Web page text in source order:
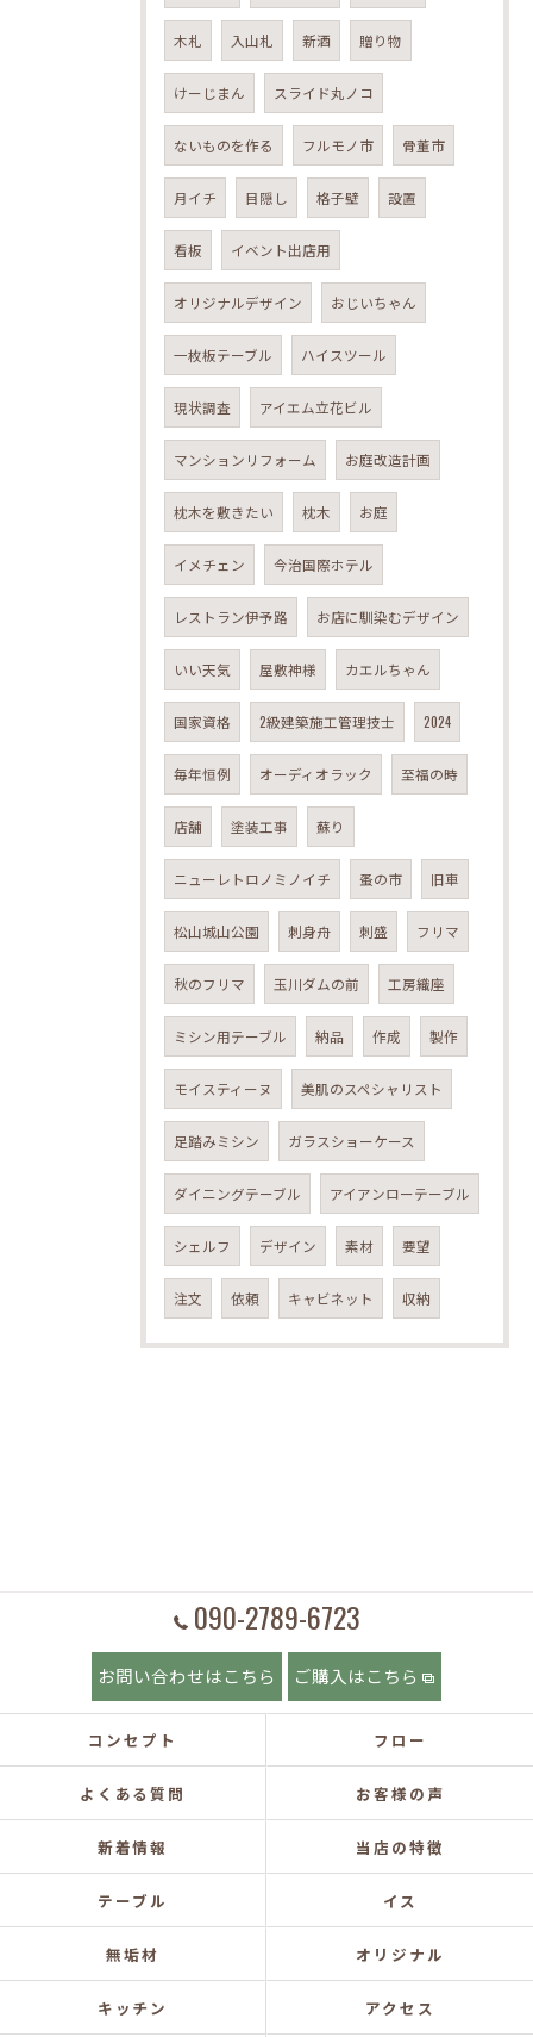
木札 入山札 新酒 贈り物
けーじまん スライド丸ノコ
ないものを作る フルモノ市 骨董市
月イチ 目隠し 格子壁 設置
看板 イベント出店用
オリジナルデザイン おじいちゃん
一枚板テーブル ハイスツール
現状調査 アイエム立花ビル
マンションリフォーム お庭改造計画
枕木を敷きたい 枕木 お庭
イメチェン 今治国際ホテル
レストラン伊予路 お店に馴染むデザイン
いい天気 屋敷神様 カエルちゃん
国家資格 2級建築施工管理技士 2024
毎年恒例 オーディオラック 至福の時
店舗 塗装工事 蘇り
ニューレトロノミノイチ 蚤の市 旧車
松山城山公園 刺身舟 刺盛 フリマ
秋のフリマ 玉川ダムの前 工房織座
ミシン用テーブル 納品 作成 製作
モイスティーヌ 美肌のスペシャリスト
足踏みミシン ガラスショーケース
ダイニングテーブル アイアンローテーブル
シェルフ デザイン 素材 要望
注文 依頼 キャビネット 収納
090-2789-6723
お問い合わせはこちら ご購入はこちら
コンセプト フロー
よくある質問 お客様の声
新着情報 当店の特徴
テーブル イス
無垢材 オリジナル
キッチン アクセス